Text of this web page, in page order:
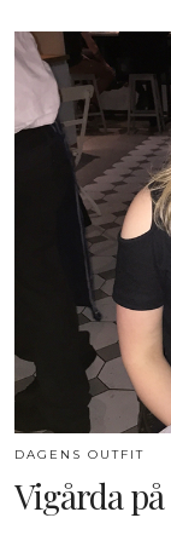
DAGENS OUTFIT
Vigårda